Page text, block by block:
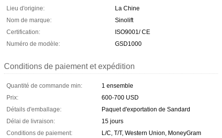
Lieu d'origine:
La Chine
Nom de marque:
Sinolift
Certification:
ISO9001/ CE
Numéro de modèle:
GSD1000
Conditions de paiement et expédition
Quantité de commande min:
1 ensemble
Prix:
600-700 USD
Détails d'emballage:
Paquet d'exportation de Sandard
Délai de livraison:
15 jours
Conditions de paiement:
L/C, T/T, Western Union, MoneyGram